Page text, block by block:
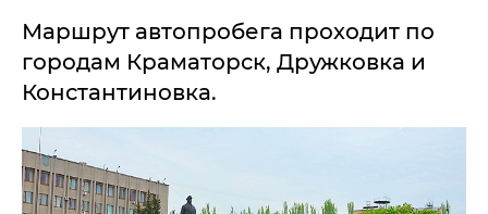
Маршрут автопробега проходит по
городам Краматорск, Дружковка и
Константиновка.